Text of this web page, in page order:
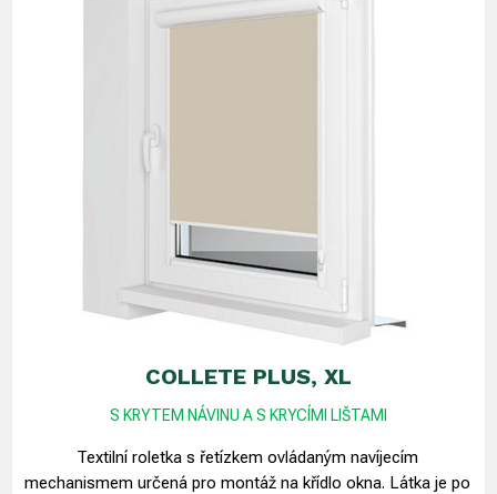
COLLETE PLUS, XL
S KRYTEM NÁVINU A S KRYCÍMI LIŠTAMI
Textilní roletka s řetízkem ovládaným navíjecím
mechanismem určená pro montáž na křídlo okna. Látka je po